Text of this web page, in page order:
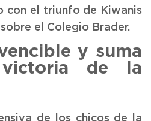
con el triunfo de Kiwanis
el Colegio Brader.
y suma
de la
de los chicos de la